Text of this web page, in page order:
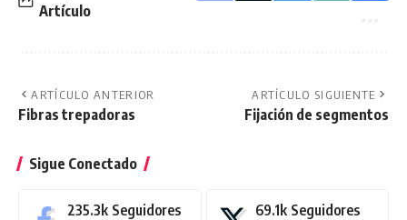
Artículo
ARTÍCULO ANTERIOR
Fibras trepadoras
ARTÍCULO SIGUIENTE
Fijación de segmentos
Sigue Conectado
235.3k Seguidores 69.1k Seguidores